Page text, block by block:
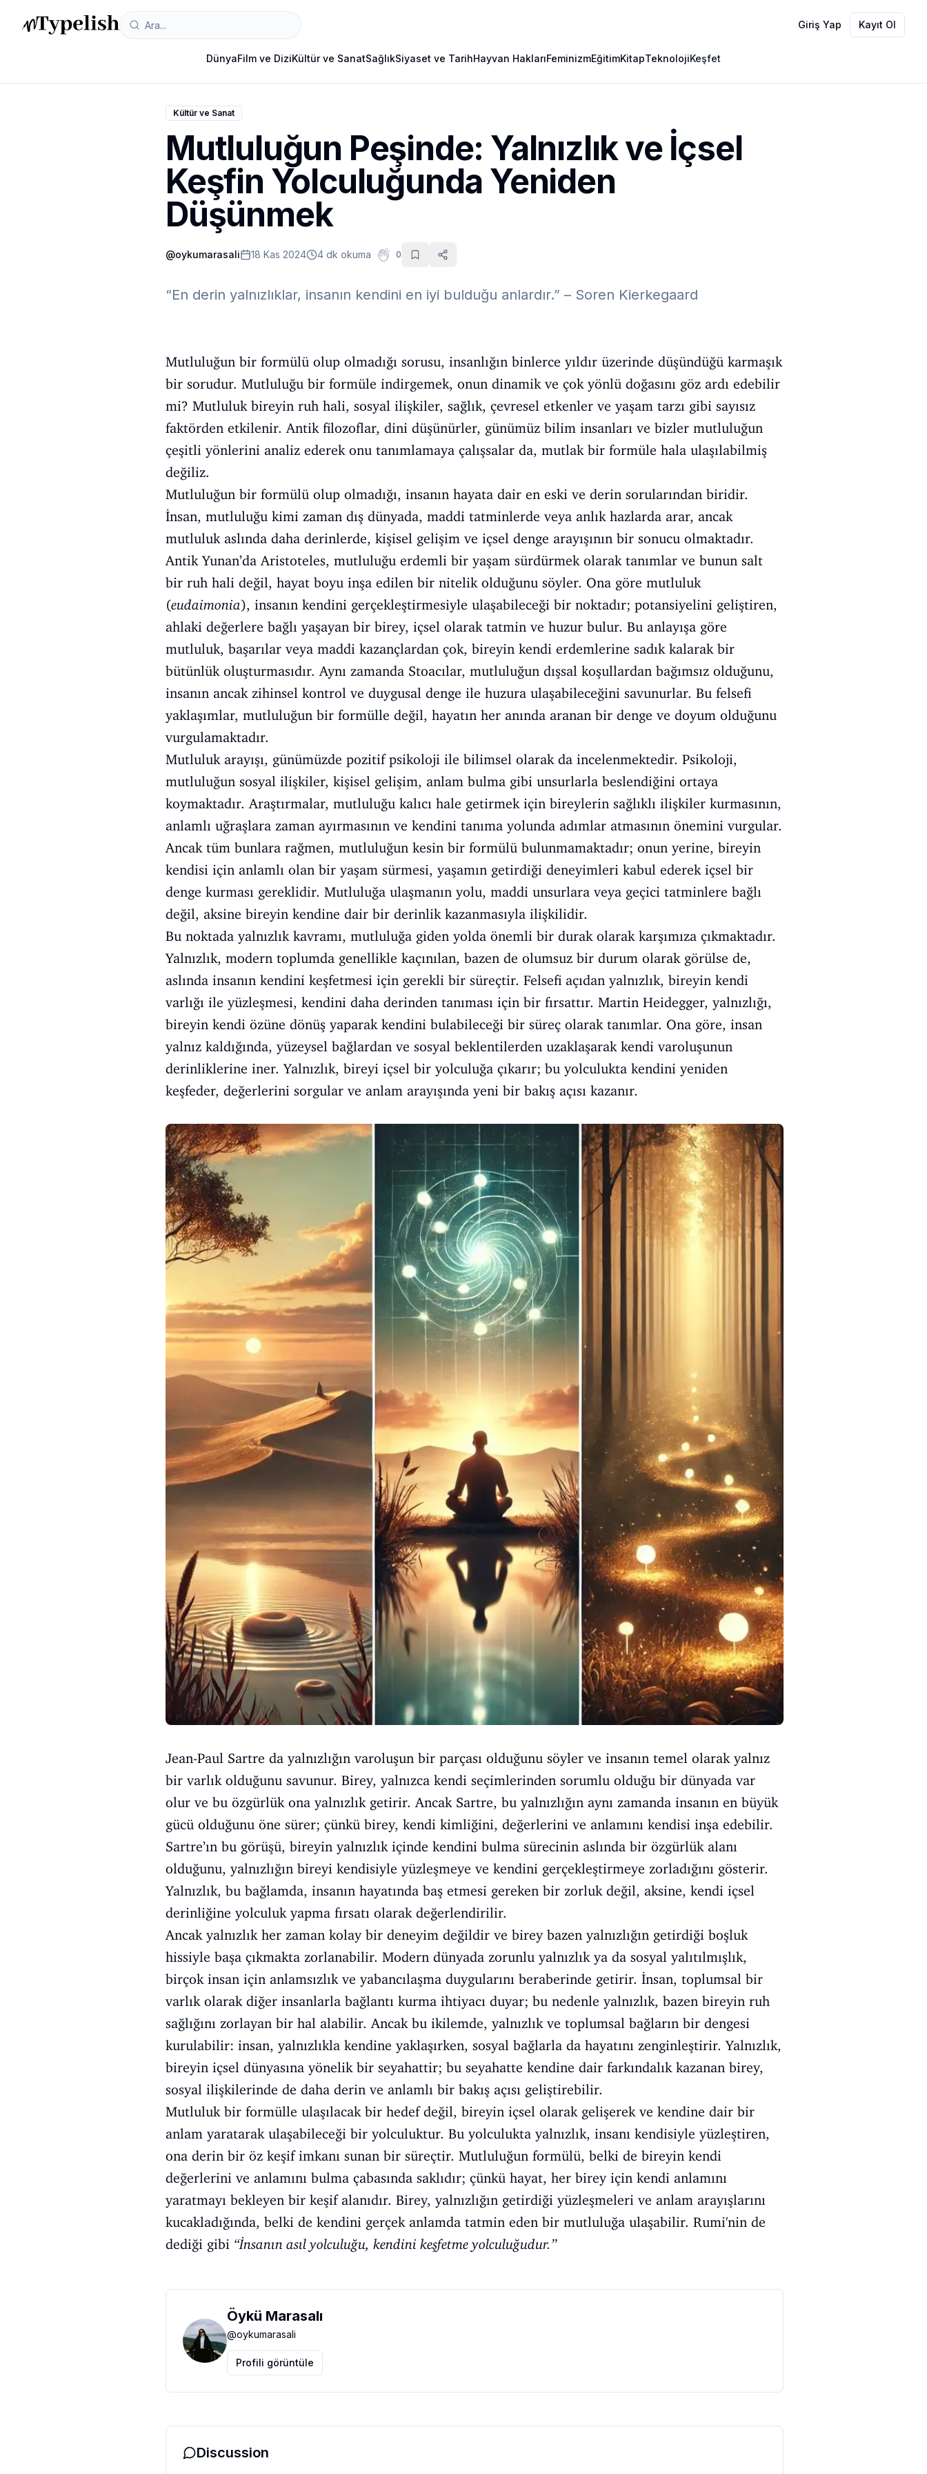
Giriş Yap Kayıt Ol
DünyaFilm ve DiziKültür ve SanatSağlıkSiyaset ve TarihHayvan HaklarıFeminizmEğitimKitapTeknolojiKeşfet
Kültür ve Sanat
Mutluluğun Peşinde: Yalnızlık ve İçsel
Keşfin Yolculuğunda Yeniden
Düşünmek
@oykumarasali 18 Kas 2024 4 dk okuma 0
“En derin yalnızlıklar, insanın kendini en iyi bulduğu anlardır.” – Soren Kierkegaard
Mutluluğun bir formülü olup olmadığı sorusu, insanlığın binlerce yıldır üzerinde düşündüğü karmaşık
bir sorudur. Mutluluğu bir formüle indirgemek, onun dinamik ve çok yönlü doğasını göz ardı edebilir
mi? Mutluluk bireyin ruh hali, sosyal ilişkiler, sağlık, çevresel etkenler ve yaşam tarzı gibi sayısız
faktörden etkilenir. Antik filozoflar, dini düşünürler, günümüz bilim insanları ve bizler mutluluğun
çeşitli yönlerini analiz ederek onu tanımlamaya çalışsalar da, mutlak bir formüle hala ulaşılabilmiş
değiliz.
Mutluluğun bir formülü olup olmadığı, insanın hayata dair en eski ve derin sorularından biridir.
İnsan, mutluluğu kimi zaman dış dünyada, maddi tatminlerde veya anlık hazlarda arar, ancak
mutluluk aslında daha derinlerde, kişisel gelişim ve içsel denge arayışının bir sonucu olmaktadır.
Antik Yunan’da Aristoteles, mutluluğu erdemli bir yaşam sürdürmek olarak tanımlar ve bunun salt
bir ruh hali değil, hayat boyu inşa edilen bir nitelik olduğunu söyler. Ona göre mutluluk
(eudaimonia), insanın kendini gerçekleştirmesiyle ulaşabileceği bir noktadır; potansiyelini geliştiren,
ahlaki değerlere bağlı yaşayan bir birey, içsel olarak tatmin ve huzur bulur. Bu anlayışa göre
mutluluk, başarılar veya maddi kazançlardan çok, bireyin kendi erdemlerine sadık kalarak bir
bütünlük oluşturmasıdır. Aynı zamanda Stoacılar, mutluluğun dışsal koşullardan bağımsız olduğunu,
insanın ancak zihinsel kontrol ve duygusal denge ile huzura ulaşabileceğini savunurlar. Bu felsefi
yaklaşımlar, mutluluğun bir formülle değil, hayatın her anında aranan bir denge ve doyum olduğunu
vurgulamaktadır.
Mutluluk arayışı, günümüzde pozitif psikoloji ile bilimsel olarak da incelenmektedir. Psikoloji,
mutluluğun sosyal ilişkiler, kişisel gelişim, anlam bulma gibi unsurlarla beslendiğini ortaya
koymaktadır. Araştırmalar, mutluluğu kalıcı hale getirmek için bireylerin sağlıklı ilişkiler kurmasının,
anlamlı uğraşlara zaman ayırmasının ve kendini tanıma yolunda adımlar atmasının önemini vurgular.
Ancak tüm bunlara rağmen, mutluluğun kesin bir formülü bulunmamaktadır; onun yerine, bireyin
kendisi için anlamlı olan bir yaşam sürmesi, yaşamın getirdiği deneyimleri kabul ederek içsel bir
denge kurması gereklidir. Mutluluğa ulaşmanın yolu, maddi unsurlara veya geçici tatminlere bağlı
değil, aksine bireyin kendine dair bir derinlik kazanmasıyla ilişkilidir.
Bu noktada yalnızlık kavramı, mutluluğa giden yolda önemli bir durak olarak karşımıza çıkmaktadır.
Yalnızlık, modern toplumda genellikle kaçınılan, bazen de olumsuz bir durum olarak görülse de,
aslında insanın kendini keşfetmesi için gerekli bir süreçtir. Felsefi açıdan yalnızlık, bireyin kendi
varlığı ile yüzleşmesi, kendini daha derinden tanıması için bir fırsattır. Martin Heidegger, yalnızlığı,
bireyin kendi özüne dönüş yaparak kendini bulabileceği bir süreç olarak tanımlar. Ona göre, insan
yalnız kaldığında, yüzeysel bağlardan ve sosyal beklentilerden uzaklaşarak kendi varoluşunun
derinliklerine iner. Yalnızlık, bireyi içsel bir yolculuğa çıkarır; bu yolculukta kendini yeniden
keşfeder, değerlerini sorgular ve anlam arayışında yeni bir bakış açısı kazanır.
Jean-Paul Sartre da yalnızlığın varoluşun bir parçası olduğunu söyler ve insanın temel olarak yalnız
bir varlık olduğunu savunur. Birey, yalnızca kendi seçimlerinden sorumlu olduğu bir dünyada var
olur ve bu özgürlük ona yalnızlık getirir. Ancak Sartre, bu yalnızlığın aynı zamanda insanın en büyük
gücü olduğunu öne sürer; çünkü birey, kendi kimliğini, değerlerini ve anlamını kendisi inşa edebilir.
Sartre’ın bu görüşü, bireyin yalnızlık içinde kendini bulma sürecinin aslında bir özgürlük alanı
olduğunu, yalnızlığın bireyi kendisiyle yüzleşmeye ve kendini gerçekleştirmeye zorladığını gösterir.
Yalnızlık, bu bağlamda, insanın hayatında baş etmesi gereken bir zorluk değil, aksine, kendi içsel
derinliğine yolculuk yapma fırsatı olarak değerlendirilir.
Ancak yalnızlık her zaman kolay bir deneyim değildir ve birey bazen yalnızlığın getirdiği boşluk
hissiyle başa çıkmakta zorlanabilir. Modern dünyada zorunlu yalnızlık ya da sosyal yalıtılmışlık,
birçok insan için anlamsızlık ve yabancılaşma duygularını beraberinde getirir. İnsan, toplumsal bir
varlık olarak diğer insanlarla bağlantı kurma ihtiyacı duyar; bu nedenle yalnızlık, bazen bireyin ruh
sağlığını zorlayan bir hal alabilir. Ancak bu ikilemde, yalnızlık ve toplumsal bağların bir dengesi
kurulabilir: insan, yalnızlıkla kendine yaklaşırken, sosyal bağlarla da hayatını zenginleştirir. Yalnızlık,
bireyin içsel dünyasına yönelik bir seyahattir; bu seyahatte kendine dair farkındalık kazanan birey,
sosyal ilişkilerinde de daha derin ve anlamlı bir bakış açısı geliştirebilir.
Mutluluk bir formülle ulaşılacak bir hedef değil, bireyin içsel olarak gelişerek ve kendine dair bir
anlam yaratarak ulaşabileceği bir yolculuktur. Bu yolculukta yalnızlık, insanı kendisiyle yüzleştiren,
ona derin bir öz keşif imkanı sunan bir süreçtir. Mutluluğun formülü, belki de bireyin kendi
değerlerini ve anlamını bulma çabasında saklıdır; çünkü hayat, her birey için kendi anlamını
yaratmayı bekleyen bir keşif alanıdır. Birey, yalnızlığın getirdiği yüzleşmeleri ve anlam arayışlarını
kucakladığında, belki de kendini gerçek anlamda tatmin eden bir mutluluğa ulaşabilir. Rumi'nin de
dediği gibi “İnsanın asıl yolculuğu, kendini keşfetme yolculuğudur.”
Öykü Marasalı
@oykumarasali
Profili görüntüle
Discussion